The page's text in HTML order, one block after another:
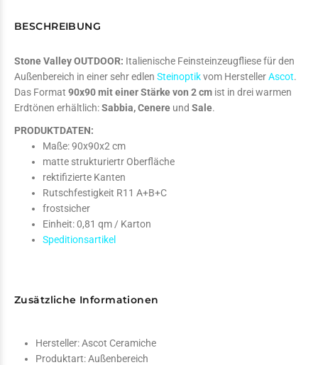
BESCHREIBUNG
Stone Valley OUTDOOR: Italienische Feinsteinzeugfliese für den
Außenbereich in einer sehr edlen Steinoptikvom HerstellerAscot.
Das Format 90x90 mit einer Stärke von 2 cm ist in drei warmen
Erdtönen erhältlich:Sabbia, Cenere und Sale.
PRODUKTDATEN:
Maße: 90x90x2 cm
matte strukturiertr Oberfläche
rektifizierte Kanten
Rutschfestigkeit R11 A+B+C
frostsicher
Einheit: 0,81 qm / Karton
Speditionsartikel
Zusätzliche Informationen
Hersteller:Ascot Ceramiche
Produktart:Außenbereich